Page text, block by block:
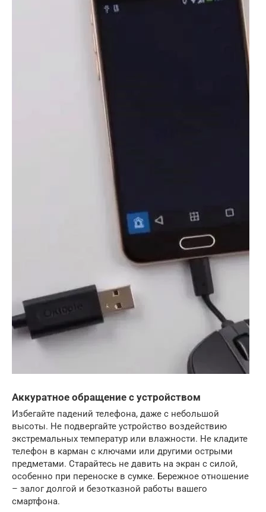
Аккуратное обращение с устройством
Избегайте падений телефона, даже с небольшой
высоты. Не подвергайте устройство воздействию
экстремальных температур или влажности. Не кладите
телефон в карман с ключами или другими острыми
предметами. Старайтесь не давить на экран с силой,
особенно при переноске в сумке. Бережное отношение
– залог долгой и безотказной работы вашего
смартфона.